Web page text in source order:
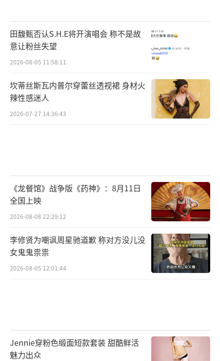
不论网传版本是真是假，但电视剧版本真
的难评，从高开高走到高开乱走，最后全员送
走，烂尾已是事实。
总之，这部剧真的是期望越大，失望越
大，前面有多好看，后面就有多拉垮，结局离
谱到了极点，被嘲不是没有原因的。（责任编辑：
田馥甄否认S.H.E将开演唱会 称不是故
意让粉丝失望
2026-08-05 11:58:11
坎蒂丝斯瓦内普尔穿蕾丝透视裙 身材火
辣性感迷人
2026-07-27 14:36:43
《龙餐馆》战争版《药神》：8月11日
全国上映
2026-08-08 22:29:12
李修贤为嘲讽周星驰道歉 称对方没儿没
女鬼鬼祟祟
2026-08-05 12:01:44
Jennie穿粉色缎面短款套装 甜酷鲜活
魅力出众